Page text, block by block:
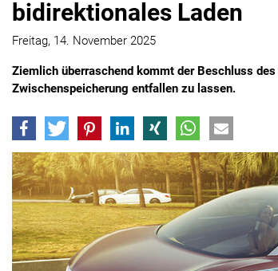
bidirektionales Laden
Freitag, 14. November 2025
Ziemlich überraschend kommt der Beschluss
Zwischenspeicherung entfallen zu lassen.